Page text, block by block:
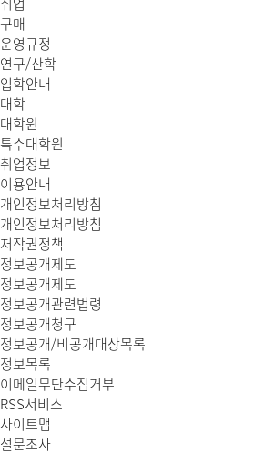
구매
운영규정
연구/산학
입학안내
대학
대학원
특수대학원
취업정보
이용안내
개인정보처리방침
개인정보처리방침
저작권정책
정보공개제도
정보공개제도
정보공개관련법령
정보공개청구
정보공개/비공개대상목록
정보목록
이메일무단수집거부
RSS서비스
사이트맵
설문조사